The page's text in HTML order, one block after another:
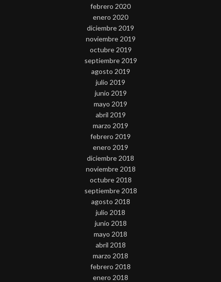
febrero 2020
enero 2020
diciembre 2019
noviembre 2019
octubre 2019
septiembre 2019
agosto 2019
julio 2019
junio 2019
mayo 2019
abril 2019
marzo 2019
febrero 2019
enero 2019
diciembre 2018
noviembre 2018
octubre 2018
septiembre 2018
agosto 2018
julio 2018
junio 2018
mayo 2018
abril 2018
marzo 2018
febrero 2018
enero 2018